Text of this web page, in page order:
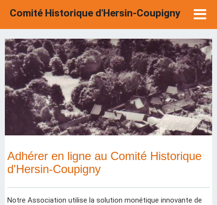
Comité Historique d'Hersin-Coupigny
Adhérer en ligne au Comité Historique
d'Hersin-Coupigny
Notre Association utilise la solution monétique innovante de